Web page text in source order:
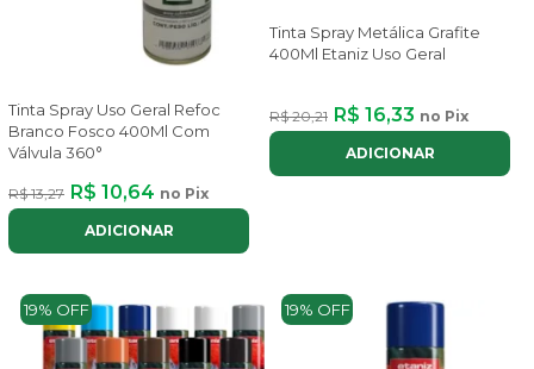
Tinta Spray Uso Geral Refoc
Branco Fosco 400Ml Com
Válvula 360°
R$ 13,27 R$ 10,64 no Pix
ADICIONAR
Tinta Spray Metálica Grafite
400Ml Etaniz Uso Geral
R$ 20,21 R$ 16,33 no Pix
ADICIONAR
19% OFF 19% OFF